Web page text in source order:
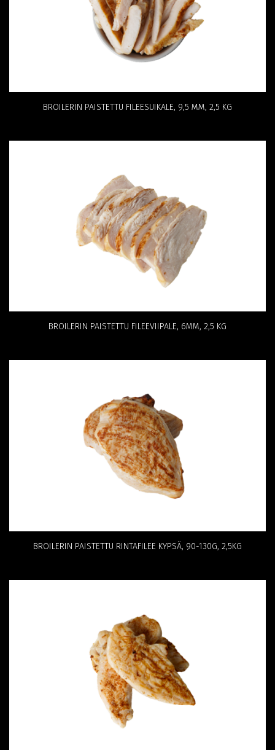
BROILERIN PAISTETTU FILEESUIKALE, 9,5 MM, 2,5 KG
BROILERIN PAISTETTU FILEEVIIPALE, 6MM, 2,5 KG
BROILERIN PAISTETTU RINTAFILEE KYPSÄ, 90­-130G, 2,5KG